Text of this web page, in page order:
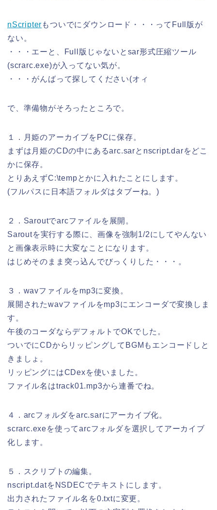
nScripter もついでにダウンロード・・・ってFull版が
ない。
・・・エーと、Full版じゃないとsar形式圧縮ツール
(scrarc.exe)が入ってない気が。
・・・がんばって探してください(オィ
で、準備物がそろったところで。
１．月姫のアーカイブをPCに保存。
まずは月姫のCDの中にあるarc.sarとnscript.darをどこ
かに保存。
とりあえずC:\tempとかに入れたことにします。
(フルパスに日本語フォルダはタブーね。)
２．Saroutでarcファイルを展開。
Saroutを実行する際に、画像を強制1/2にしてやんない
と画像表示時に大変なことになります。
はじめそのまま突っ込んでびっくりした・・・。
３．wavファイルをmp3に変換。
展開されたwavファイルをmp3にエンコーダで変換しま
す。
午後のコーダならデフォルトでOKでした。
ついでにCDからリッピングしてBGMもエンコードしと
きましょ。
リッピングにはCDexを使いました。
ファイル名はtrack01.mp3から連番でね。
４．arcフォルダをarc.sarにアーカイブ化。
scrarc.exeを使ってarcフォルダを選択してアーカイブ
化します。
５．スクリプトの編集。
nscript.datをNSDECでテキストにします。
出力されたファイル名を0.txtに変更。